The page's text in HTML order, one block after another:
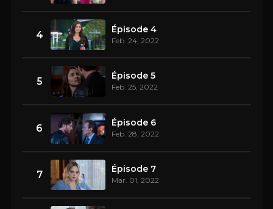
4 Épisode 4
Feb. 24, 2022
5 Épisode 5
Feb. 25, 2022
6 Épisode 6
Feb. 28, 2022
7 Épisode 7
Mar. 01, 2022